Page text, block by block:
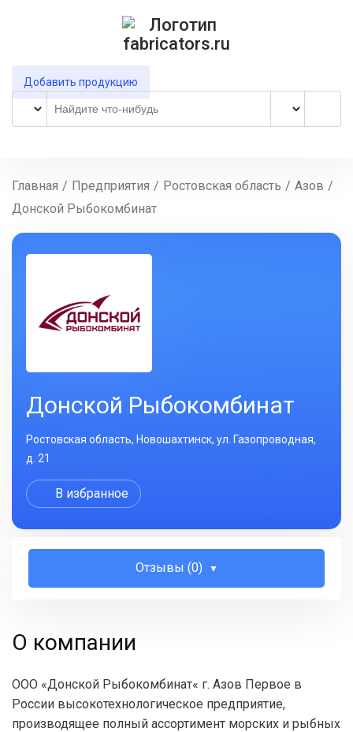
Добавить продукцию
Главная / Предприятия / Ростовская область / Азов /
Донской Рыбокомбинат
Донской Рыбокомбинат
Ростовская область, Новошахтинск, ул. Газопроводная,
д. 21
В избранное
Отзывы (0)
О компании
ООО «Донской Рыбокомбинат« г. Азов Первое в
России высокотехнологическое предприятие,
производящее полный ассортимент морских и рыбных